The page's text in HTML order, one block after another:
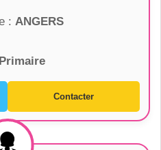
: ANGERS
Contacter